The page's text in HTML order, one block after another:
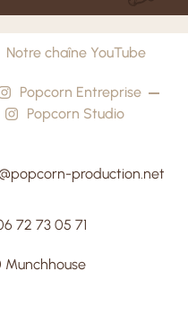
Notre chaîne YouTube
Popcorn Entreprise
Popcorn Studio
production.net
72 73 05 71
Munchhouse